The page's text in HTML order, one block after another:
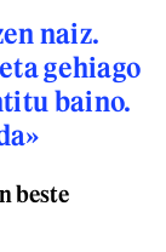
naiz.
gehiago
baino.
beste